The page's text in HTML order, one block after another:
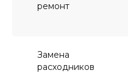
ремонт
Замена
расходников